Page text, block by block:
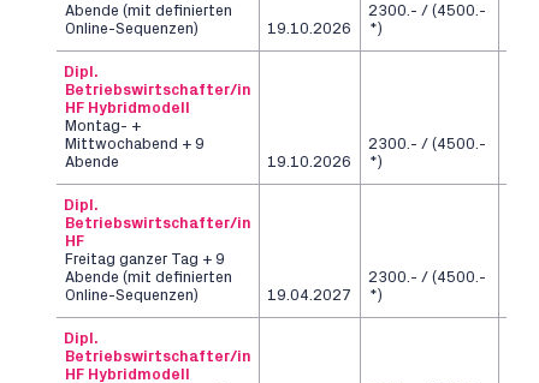
Abende (mit definierten
Online-Sequenzen)
19.10.2026
2300.- / (4500.-
*)
Dipl.
Betriebswirtschafter/in
HF Hybridmodell
Montag- +
Mittwochabend + 9
Abende
19.10.2026
2300.- / (4500.-
*)
Dipl.
Betriebswirtschafter/in
HF
Freitag ganzer Tag + 9
Abende (mit definierten
Online-Sequenzen)
19.04.2027
2300.- / (4500.-
*)
Dipl.
Betriebswirtschafter/in
HF Hybridmodell